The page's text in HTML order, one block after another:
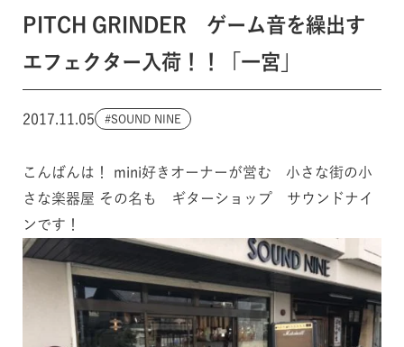
PITCH GRINDER ゲーム音を繰出す
エフェクター入荷！！「一宮」
2017.11.05 SOUND NINE
こんばんは！ mini好きオーナーが営む 小さな街の小
さな楽器屋 その名も ギターショップ サウンドナイ
ンです！